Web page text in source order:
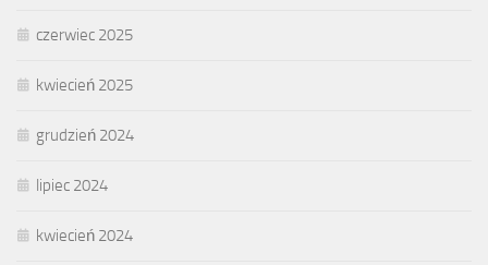
czerwiec 2025
kwiecień 2025
grudzień 2024
lipiec 2024
kwiecień 2024